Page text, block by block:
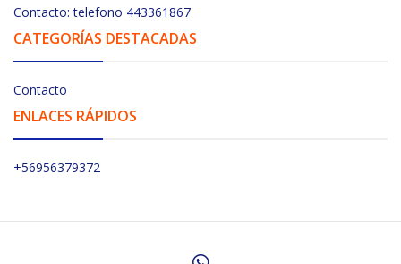
Contacto: telefono 443361867
CATEGORÍAS DESTACADAS
Contacto
ENLACES RÁPIDOS
+56956379372